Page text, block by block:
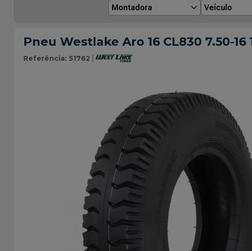
Montadora Veículo
Pneu Westlake Aro 16 CL830 7.50-16
Referência: 51762